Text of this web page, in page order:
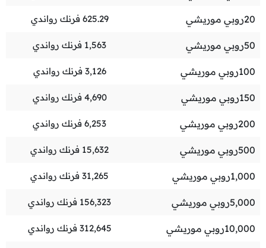
20روبي موريشي 625.29 فرنك رواندي
50روبي موريشي 1,563 فرنك رواندي
100روبي موريشي 3,126 فرنك رواندي
150روبي موريشي 4,690 فرنك رواندي
200روبي موريشي 6,253 فرنك رواندي
500روبي موريشي 15,632 فرنك رواندي
1,000روبي موريشي 31,265 فرنك رواندي
5,000روبي موريشي 156,323 فرنك رواندي
10,000روبي موريشي 312,645 فرنك رواندي